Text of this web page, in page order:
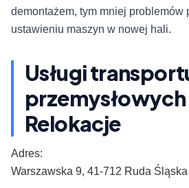
demontażem, tym mniej problemów
ustawieniu maszyn w nowej hali.
Usługi
przemysłowych
Relokacje
Adres:
Warszawska 9, 41-712 Ruda Śląska